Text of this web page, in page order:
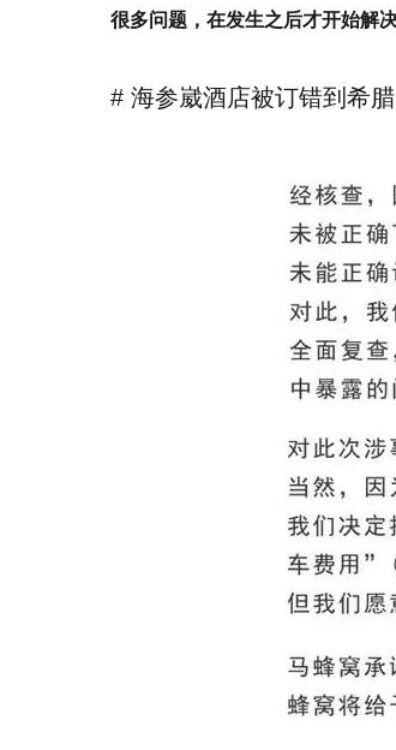
很多问题，在发生之后才开始解
# 海参崴酒店被订错到希